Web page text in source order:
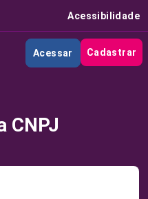
Acessibilidade
Acessar Cadastrar
CNPJ